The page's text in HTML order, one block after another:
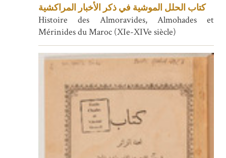
كتاب الحلل الموشية في ذكر الأخبار المراكشية
Histoire des Almoravides, Almohades et
Mérinides du Maroc (XIe-XIVe siècle)